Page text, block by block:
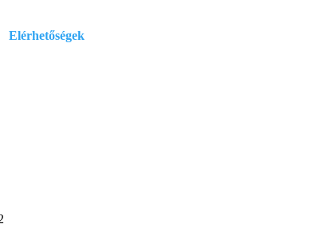
Elérhetőségek